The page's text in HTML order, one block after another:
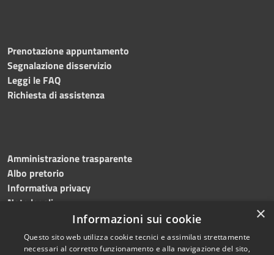
Prenotazione appuntamento
Segnalazione disservizio
Leggi le FAQ
Richiesta di assistenza
Amministrazione trasparente
Albo pretorio
Informativa privacy
Note legali
Dichiarazione di accessibilità
×
Informazioni sui cookie
Questo sito web utilizza cookie tecnici e assimilati strettamente
necessari al corretto funzionamento e alla navigazione del sito,